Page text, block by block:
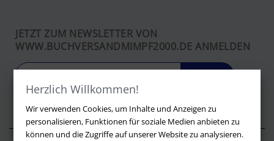
Herzlich Willkommen!
Wir verwenden Cookies, um Inhalte und Anzeigen zu
personalisieren, Funktionen für soziale Medien anbieten zu
können und die Zugriffe auf unserer Website zu analysieren.
JETZT ZUM NEWSLETTER VON
WWW.BUCHVERSANDMIMPF2000.DE ANMELDEN